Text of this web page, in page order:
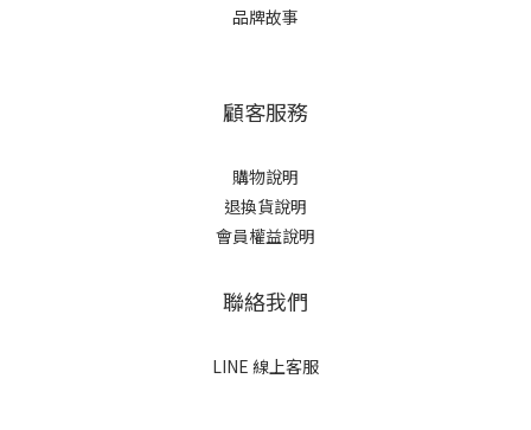
品牌故事
顧客服務
購物說明
退換貨說明
會員權益說明
聯絡我們
LINE 線上客服